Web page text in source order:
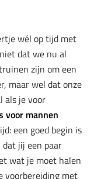
wél op tijd met
dat we nu al
zijn om een
maar wel dat onze
als je voor
voor mannen
een goed begin is
jij een paar
wat je moet halen
voorbereiding met